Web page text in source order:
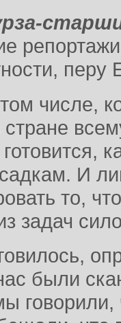
перу
числе,
И
то,
задач
были
говорили,